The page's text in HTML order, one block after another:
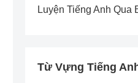
Luyện Tiếng Anh Qua
Từ Vựng Tiếng